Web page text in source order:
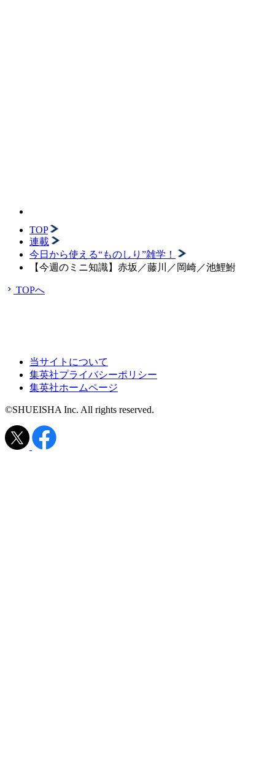
TOP
連載
今日から使える“ものしり”雑学！
【今週のミニ知識】赤坂／藤川／岡崎／池鯉鮒
TOPへ
当サイトについて
集英社プライバシーポリシー
集英社ホームページ
©SHUEISHA Inc. All rights reserved.